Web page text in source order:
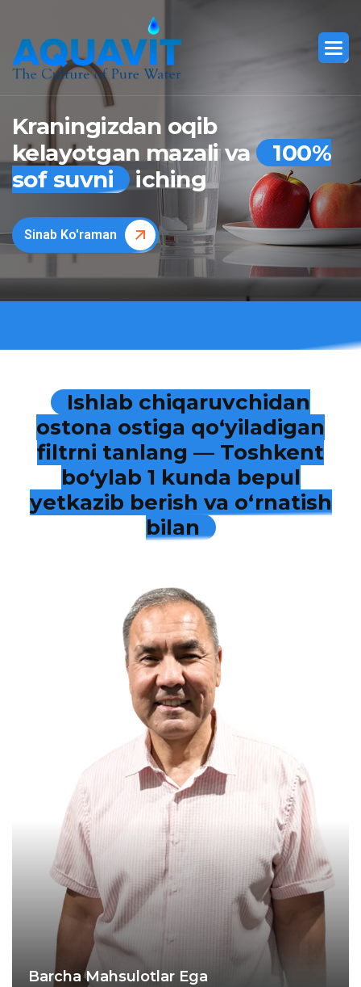
Kraningizdan oqib
kelayotgan mazali va
100%
sof suvni
iching
Sinab Ko'raman
Ishlab chiqaruvchidan
ostona ostiga qo‘yiladigan
filtrni tanlang — Toshkent
bo‘ylab 1 kunda bepul
yetkazib berish va o‘rnatish
bilan
Barcha Mahsulotlar Ega